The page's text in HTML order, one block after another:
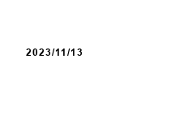
2023/11/13